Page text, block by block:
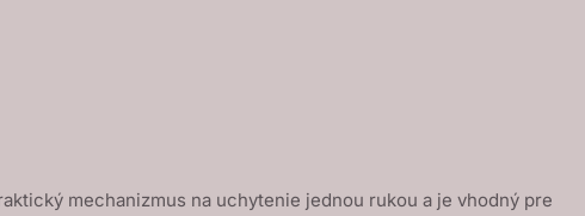
mechanizmus na uchytenie jednou rukou a je vhodný pre